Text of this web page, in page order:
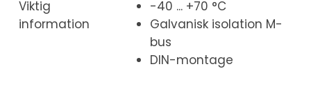
Viktig
information
-40 ... +70 °C
Galvanisk isolation M-
bus
DIN-montage